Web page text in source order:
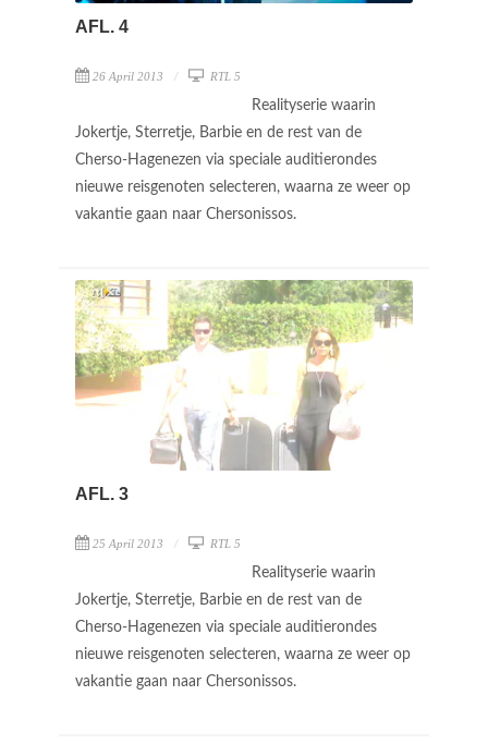
AFL. 4
26 April 2013 RTL 5
Realityserie waarin
Jokertje, Sterretje, Barbie en de rest van de
Cherso-Hagenezen via speciale auditierondes
nieuwe reisgenoten selecteren, waarna ze weer op
vakantie gaan naar Chersonissos.
AFL. 3
25 April 2013 RTL 5
Realityserie waarin
Jokertje, Sterretje, Barbie en de rest van de
Cherso-Hagenezen via speciale auditierondes
nieuwe reisgenoten selecteren, waarna ze weer op
vakantie gaan naar Chersonissos.